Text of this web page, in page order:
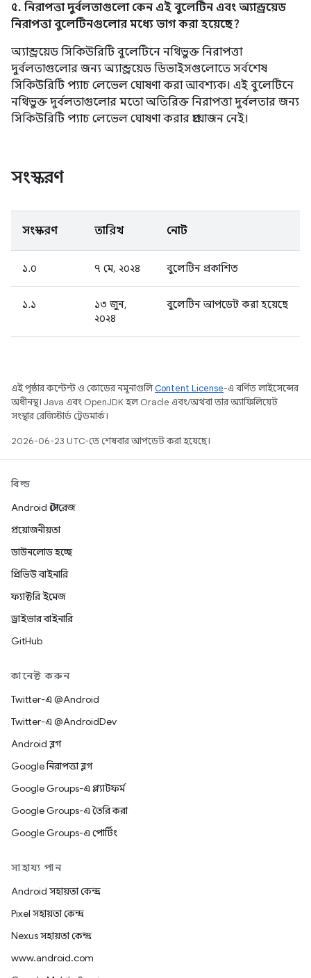
৫. নিরাপত্তা দুর্বলতাগুলো কেন এই বুলেটিন এবং অ্যান্ড্রয়েড
নিরাপত্তা বুলেটিনগুলোর মধ্যে ভাগ করা হয়েছে?
অ্যান্ড্রয়েড সিকিউরিটি বুলেটিনে নথিভুক্ত নিরাপত্তা
দুর্বলতাগুলোর জন্য অ্যান্ড্রয়েড ডিভাইসগুলোতে সর্বশেষ
সিকিউরিটি প্যাচ লেভেল ঘোষণা করা আবশ্যক। এই বুলেটিনে
নথিভুক্ত দুর্বলতাগুলোর মতো অতিরিক্ত নিরাপত্তা দুর্বলতার জন্য
সিকিউরিটি প্যাচ লেভেল ঘোষণা করার প্রয়োজন নেই।
সংস্করণ
সংস্করণ তারিখ নোট
১.০ ৭ মে, ২০২৪ বুলেটিন প্রকাশিত
১.১
১৩ জুন,
২০২৪
বুলেটিন আপডেট করা হয়েছে
এই পৃষ্ঠার কন্টেন্ট ও কোডের নমুনাগুলিContent License-এ বর্ণিত লাইসেন্সের
অধীনস্থ। Java এবং OpenJDK হল Oracle এবং/অথবা তার অ্যাফিলিয়েট
সংস্থার রেজিস্টার্ড ট্রেডমার্ক।
2026-06-23 UTC-তে শেষবার আপডেট করা হয়েছে।
বিল্ড
Android স্টোরেজ
প্রয়োজনীয়তা
ডাউনলোড হচ্ছে
প্রিভিউ বাইনারি
ফ্যাক্টরি ইমেজ
ড্রাইভার বাইনারি
GitHub
কানেক্ট করুন
Twitter-এ @Android
Twitter-এ @AndroidDev
Android ব্লগ
Google নিরাপত্তা ব্লগ
Google Groups-এ প্ল্যাটফর্ম
Google Groups-এ তৈরি করা
Google Groups-এ পোর্টিং
সাহায্য পান
Android সহায়তা কেন্দ্র
Pixel সহায়তা কেন্দ্র
Nexus সহায়তা কেন্দ্র
www.android.com